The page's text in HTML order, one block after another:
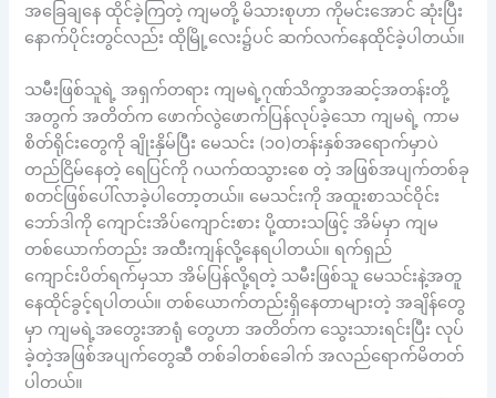
အခြေချနေ ထိုင်ခဲ့ကြတဲ့ ကျမတို့ မိသားစုဟာ ကိုမင်းအောင် ဆုံးပြီး
နောက်ပိုင်းတွင်လည်း ထိုမြို့လေး၌ပင် ဆက်လက်နေထိုင်ခဲ့ပါတယ်။
သမီးဖြစ်သူရဲ့ အရှက်တရား ကျမရဲ့ဂုဏ်သိက္ခာအဆင့်အတန်းတို့
အတွက် အတိတ်က ဖောက်လွဲဖောက်ပြန်လုပ်ခဲ့သော ကျမရဲ့ ကာမ
စိတ်ရိုင်းတွေကို ချိုးနှိမ်ပြီး မေသင်း (၁၀)တန်းနှစ်အရောက်မှာပဲ
တည်ငြိမ်နေတဲ့ ရေပြင်ကို ဂယက်ထသွားစေ တဲ့ အဖြစ်အပျက်တစ်ခု
စတင်ဖြစ်ပေါ်လာခဲ့ပါတော့တယ်။ မေသင်းကို အထူးစာသင်ဝိုင်း
ဘော်ဒါကို ကျောင်းအိပ်ကျောင်းစား ပို့ထားသဖြင့် အိမ်မှာ ကျမ
တစ်ယောက်တည်း အထီးကျန်လို့နေရပါတယ်။ ရက်ရှည်
ကျောင်းပိတ်ရက်မှသာ အိမ်ပြန်လို့ရတဲ့ သမီးဖြစ်သူ မေသင်းနဲ့အတူ
နေထိုင်ခွင့်ရပါတယ်။ တစ်ယောက်တည်းရှိနေတာများတဲ့ အချိန်တွေ
မှာ ကျမရဲ့အတွေးအာရုံ တွေဟာ အတိတ်က သွေးသားရင်းပြီး လုပ်
ခဲ့တဲ့အဖြစ်အပျက်တွေဆီ တစ်ခါတစ်ခေါက် အလည်ရောက်မိတတ်
ပါတယ်။